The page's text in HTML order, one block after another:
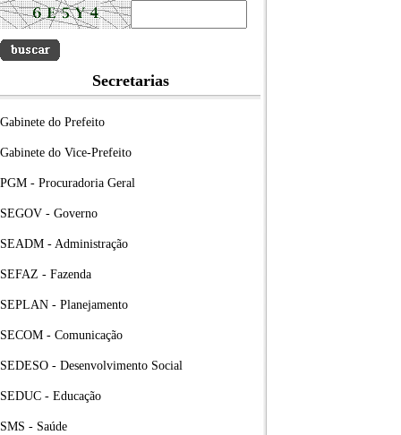
Secretarias
Gabinete do Prefeito
Gabinete do Vice-Prefeito
PGM - Procuradoria Geral
SEGOV - Governo
SEADM - Administração
SEFAZ - Fazenda
SEPLAN - Planejamento
SECOM - Comunicação
SEDESO - Desenvolvimento Social
SEDUC - Educação
SMS - Saúde